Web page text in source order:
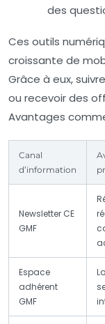
des
Ces outils
croissante de
Grâce à eux,
ou recevoir des
Avantages
Canal
d’information
Newsletter CE
GMF
Espace
adhérent
GMF